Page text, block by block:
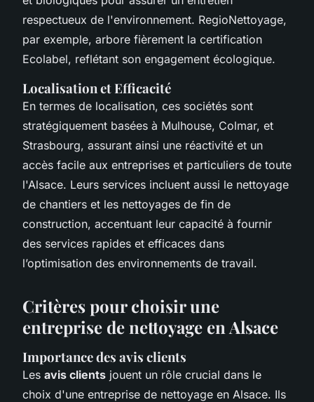
respectueux de l'environnement. RegioNettoyage,
par exemple, arbore fièrement la certification
Ecolabel, reflétant son engagement écologique.
Localisation et Efficacité
En termes de localisation, ces sociétés sont
stratégiquement basées à Mulhouse, Colmar, et
Strasbourg, assurant ainsi une réactivité et un
accès facile aux entreprises et particuliers de toute
l'Alsace. Leurs services incluent aussi le nettoyage
de chantiers et les nettoyages de fin de
construction, accentuant leur capacité à fournir
des services rapides et efficaces dans
l’optimisation des environnements de travail.
Critères pour choisir une
entreprise de nettoyage en Alsace
Importance des avis clients
Les avis clients jouent un rôle crucial dans le
choix d'une entreprise de nettoyage en Alsace. Ils